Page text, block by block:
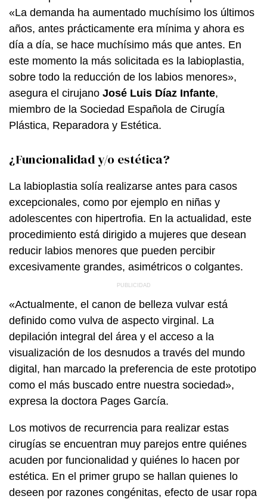
«La demanda ha aumentado muchísimo los últimos
años, antes prácticamente era mínima y ahora es
día a día, se hace muchísimo más que antes. En
este momento la más solicitada es la labioplastia,
sobre todo la reducción de los labios menores»,
asegura el cirujano José Luis Díaz Infante,
miembro de la Sociedad Española de Cirugía
Plástica, Reparadora y Estética.
¿Funcionalidad y/o estética?
La labioplastia solía realizarse antes para casos
excepcionales, como por ejemplo en niñas y
adolescentes con hipertrofia. En la actualidad, este
procedimiento está dirigido a mujeres que desean
reducir labios menores que pueden percibir
excesivamente grandes, asimétricos o colgantes.
«Actualmente, el canon de belleza vulvar está
definido como vulva de aspecto virginal. La
depilación integral del área y el acceso a la
visualización de los desnudos a través del mundo
digital, han marcado la preferencia de este prototipo
como el más buscado entre nuestra sociedad»,
expresa la doctora Pages García.
Los motivos de recurrencia para realizar estas
cirugías se encuentran muy parejos entre quiénes
acuden por funcionalidad y quiénes lo hacen por
estética. En el primer grupo se hallan quienes lo
deseen por razones congénitas, efecto de usar ropa